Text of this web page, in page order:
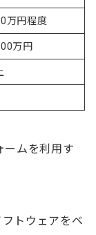
万円程度
万円
ームを利用す
トウェアをベ